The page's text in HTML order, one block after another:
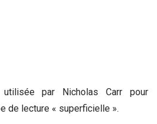
utilisée par Nicholas Carr pour
de lecture « superficielle ».